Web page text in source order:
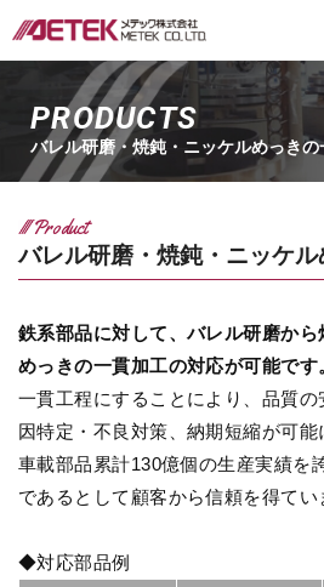
PRODUCTS
バレル研磨・焼鈍・ニッケルめっきの
Product
バレル研磨・焼鈍・ニッケ
鉄系部品に対して、バレル研磨か
めっきの一貫加工の対応が可能です
一貫工程にすることにより、品質
因特定・不良対策、納期短縮が可能
車載部品累計130億個の生産実績を
であるとして顧客から信頼を得てい
◆対応部品例